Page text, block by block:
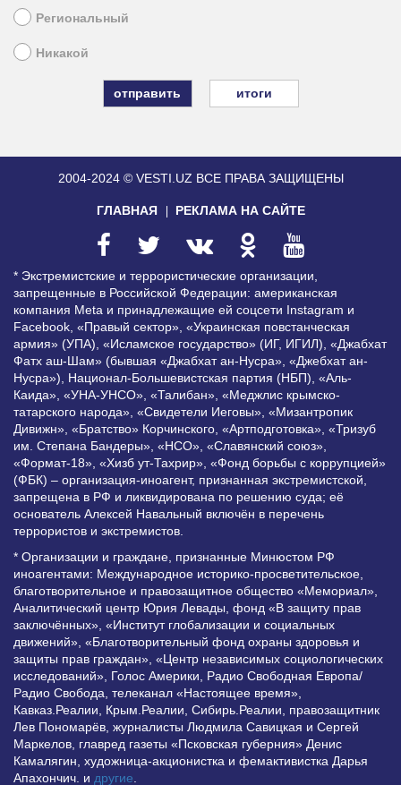
Региональный
Никакой
итоги
2004-2024 © VESTI.UZ ВСЕ ПРАВА ЗАЩИЩЕНЫ
ГЛАВНАЯ РЕКЛАМА НА САЙТЕ
* Экстремистские и террористические организации,
запрещенные в Российской Федерации: американская
компания Meta и принадлежащие ей соцсети Instagram и
Facebook, «Правый сектор», «Украинская повстанческая
армия» (УПА), «Исламское государство» (ИГ, ИГИЛ), «Джабхат
Фатх аш-Шам» (бывшая «Джабхат ан-Нусра», «Джебхат ан-
Нусра»), Национал-Большевистская партия (НБП), «Аль-
Каида», «УНА-УНСО», «Талибан», «Меджлис крымско-
татарского народа», «Свидетели Иеговы», «Мизантропик
Дивижн», «Братство» Корчинского, «Артподготовка», «Тризуб
им. Степана Бандеры», «НСО», «Славянский союз»,
«Формат-18», «Хизб ут-Тахрир», «Фонд борьбы с коррупцией»
(ФБК) – организация-иноагент, признанная экстремистской,
запрещена в РФ и ликвидирована по решению суда; её
основатель Алексей Навальный включён в перечень
террористов и экстремистов.
* Организации и граждане, признанные Минюстом РФ
иноагентами: Международное историко-просветительское,
благотворительное и правозащитное общество «Мемориал»,
Аналитический центр Юрия Левады, фонд «В защиту прав
заключённых», «Институт глобализации и социальных
движений», «Благотворительный фонд охраны здоровья и
защиты прав граждан», «Центр независимых социологических
исследований», Голос Америки, Радио Свободная Европа/
Радио Свобода, телеканал «Настоящее время»,
Кавказ.Реалии, Крым.Реалии, Сибирь.Реалии, правозащитник
Лев Пономарёв, журналисты Людмила Савицкая и Сергей
Маркелов, главред газеты «Псковская губерния» Денис
Камалягин, художница-акционистка и фемактивистка Дарья
Апахончич. и другие.